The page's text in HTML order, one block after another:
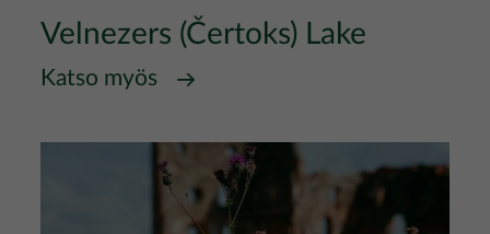
Velnezers (Čertoks) Lake
Katso myös